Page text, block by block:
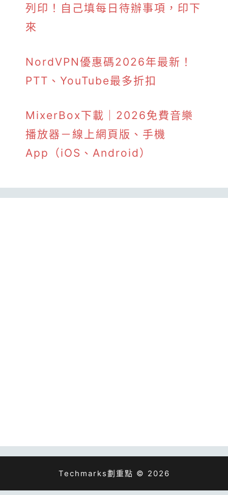
列印！自己填每日待辦事項，印下
來
NordVPN優惠碼2026年最新！
PTT、YouTube最多折扣
MixerBox下載｜2026免費音樂
播放器－線上網頁版、手機
App（iOS、Android）
Techmarks劃重點 © 2026